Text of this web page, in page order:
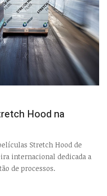
Hood na
Stretch Hood de
internacional dedicada a
de processos.